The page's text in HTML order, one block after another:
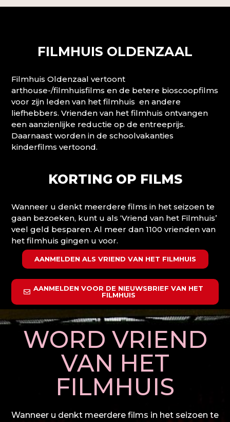
FILMHUIS OLDENZAAL
Filmhuis Oldenzaal vertoont
arthouse-/filmhuisfilms en de betere bioscoopfilms
voor zijn leden van het filmhuis en andere
liefhebbers. Vrienden van het filmhuis ontvangen
een aanzienlijke reductie op de entreeprijs.
Daarnaast worden in de schoolvakanties
kinderfilms vertoond.
KORTING OP FILMS
Wanneer u denkt meerdere films in het seizoen te
gaan bezoeken, kunt u als ‘Vriend van het Filmhuis’
veel geld besparen. Al meer dan 1100 vrienden van
het filmhuis gingen u voor.
AANMELDEN ALS VRIEND VAN HET FILMHUIS
AANMELDEN VOOR DE NIEUWSBRIEF VAN HET
FILMHUIS
WORD VRIEND
VAN HET
FILMHUIS
Wanneer u denkt meerdere films in het seizoen te